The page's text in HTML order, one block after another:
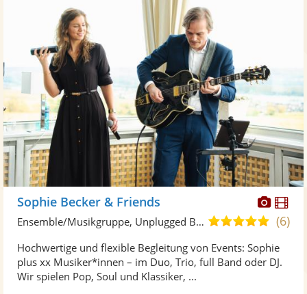
Fotos
Sophie Becker & Friends
5,0
5
Sternen
(6)
Ensemble/Musikgruppe, Unplugged Band/Akustik Band
Hochwertige und flexible Begleitung von Events: Sophie
plus xx Musiker*innen – im Duo, Trio, full Band oder DJ.
Wir spielen Pop, Soul und Klassiker, ...